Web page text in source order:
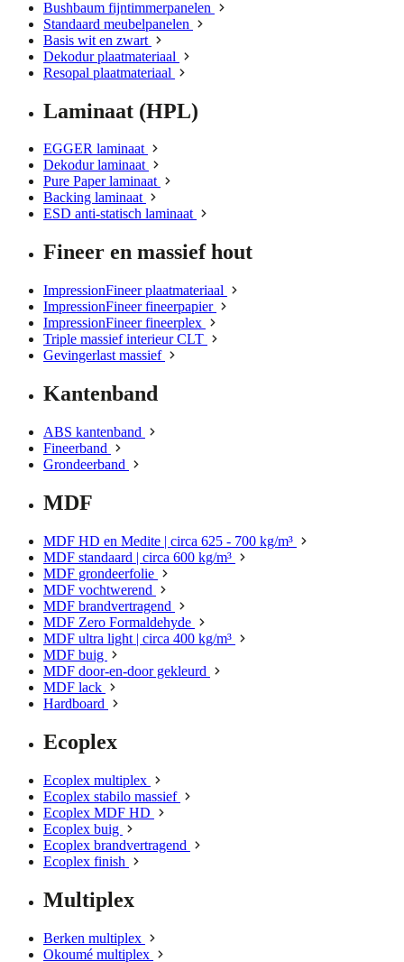
Bushbaum fijntimmerpanelen
Standaard meubelpanelen
Basis wit en zwart
Dekodur plaatmateriaal
Resopal plaatmateriaal
Laminaat (HPL)
EGGER laminaat
Dekodur laminaat
Pure Paper laminaat
Backing laminaat
ESD anti-statisch laminaat
Fineer en massief hout
ImpressionFineer plaatmateriaal
ImpressionFineer fineerpapier
ImpressionFineer fineerplex
Triple massief interieur CLT
Gevingerlast massief
Kantenband
ABS kantenband
Fineerband
Grondeerband
MDF
MDF HD en Medite | circa 625 - 700 kg/m³
MDF standaard | circa 600 kg/m³
MDF grondeerfolie
MDF vochtwerend
MDF brandvertragend
MDF Zero Formaldehyde
MDF ultra light | circa 400 kg/m³
MDF buig
MDF door-en-door gekleurd
MDF lack
Hardboard
Ecoplex
Ecoplex multiplex
Ecoplex stabilo massief
Ecoplex MDF HD
Ecoplex buig
Ecoplex brandvertragend
Ecoplex finish
Multiplex
Berken multiplex
Okoumé multiplex